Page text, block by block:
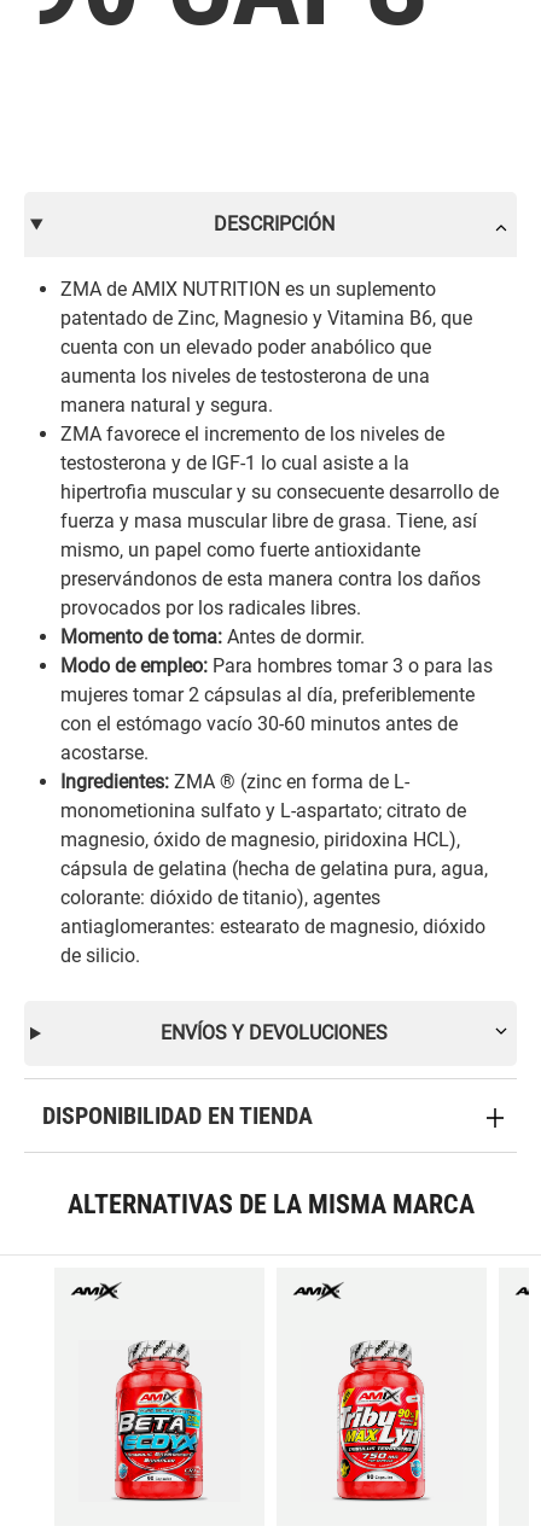
DESCRIPCIÓN
ZMA de AMIX NUTRITION es un suplemento
patentado de Zinc, Magnesio y Vitamina B6, que
cuenta con un elevado poder anabólico que
aumenta los niveles de testosterona de una
manera natural y segura.
ZMA favorece el incremento de los niveles de
testosterona y de IGF-1 lo cual asiste a la
hipertrofia muscular y su consecuente desarrollo de
fuerza y masa muscular libre de grasa. Tiene, así
mismo, un papel como fuerte antioxidante
preservándonos de esta manera contra los daños
provocados por los radicales libres.
Momento de toma: Antes de dormir.
Modo de empleo: Para hombres tomar 3 o para las
mujeres tomar 2 cápsulas al día, preferiblemente
con el estómago vacío 30-60 minutos antes de
acostarse.
Ingredientes: ZMA ® (zinc en forma de L-
monometionina sulfato y L-aspartato; citrato de
magnesio, óxido de magnesio, piridoxina HCL),
cápsula de gelatina (hecha de gelatina pura, agua,
colorante: dióxido de titanio), agentes
antiaglomerantes: estearato de magnesio, dióxido
de silicio.
ENVÍOS Y DEVOLUCIONES
DISPONIBILIDAD EN TIENDA
ALTERNATIVAS DE LA MISMA MARCA